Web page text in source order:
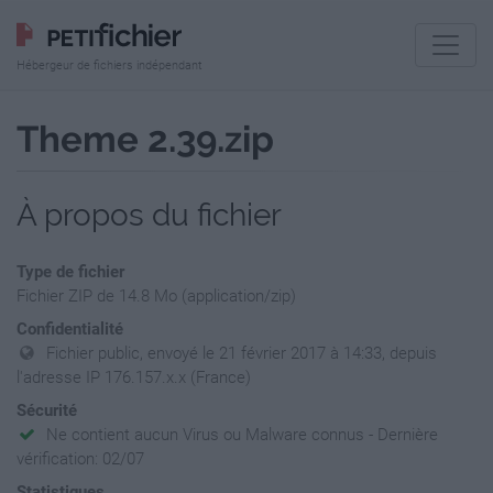
Hébergeur de fichiers indépendant
Theme 2.39.zip
À propos du fichier
Type de fichier
Fichier ZIP de 14.8 Mo (application/zip)
Confidentialité
Fichier public, envoyé le 21 février 2017 à 14:33, depuis
l'adresse IP 176.157.x.x (France)
Sécurité
Ne contient aucun Virus ou Malware connus - Dernière
vérification: 02/07